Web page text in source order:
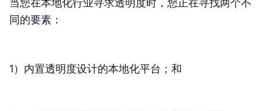
当您在本地化行业寻求透明度时，您正在寻找两个不
同的要素：
1）内置透明度设计的本地化平台；和